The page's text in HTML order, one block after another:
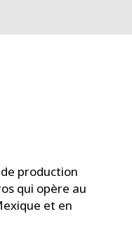
production
qui opère au
et en